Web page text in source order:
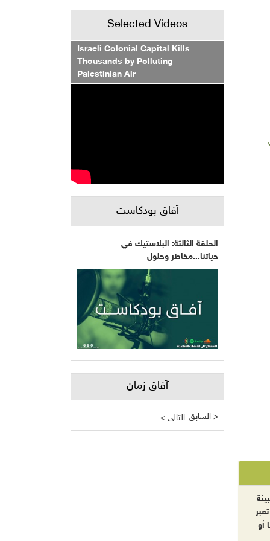
Selected Videos
Israeli Colonial Capital Kills
Thousands by Polluting
Palestinian Air
آفاق بودكاست
الحلقة الثالثة: البلاستيك في
حياتنا...مخاطر وحلول
آفاق زمان
< التالي السابق >
أو